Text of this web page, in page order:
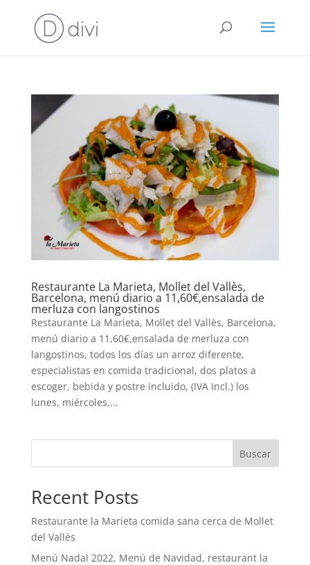
Restaurante La Marieta, Mollet del Vallès,
Barcelona, menú diario a 11,60€,ensalada de
merluza con langostinos
Restaurante La Marieta, Mollet del Vallès, Barcelona,
menú diario a 11,60€,ensalada de merluza con
langostinos, todos los días un arroz diferente,
especialistas en comida tradicional, dos platos a
escoger, bebida y postre incluido, (IVA Incl.) los
lunes, miércoles,...
Buscar
Recent Posts
Restaurante la Marieta comida sana cerca de Mollet
del Vallès
Menú Nadal 2022, Menú de Navidad, restaurant la